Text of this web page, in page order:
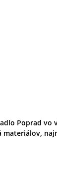
Poprad